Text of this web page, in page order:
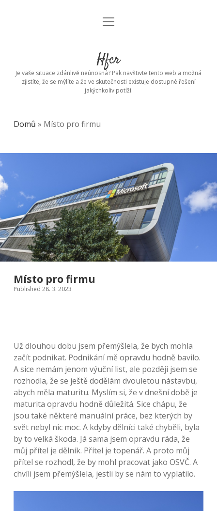
open
Hfcr
Je vaše situace zdánlivě neúnosná? Pak navštivte tento web a možná
zjistíte, že se mýlíte a že ve skutečnosti existuje dostupné řešení
jakýchkoliv potíží.
Domů » Místo pro firmu
Místo pro firmu
Published 28. 3. 2023
Už dlouhou dobu jsem přemýšlela, že bych mohla
začít podnikat. Podnikání mě opravdu hodně bavilo.
A sice nemám jenom výuční list, ale později jsem se
rozhodla, že se ještě dodělám dvouletou nástavbu,
abych měla maturitu. Myslím si, že v dnešní době je
maturita opravdu hodně důležitá. Sice chápu, že
jsou také některé manuální práce, bez kterých by
svět nebyl nic moc. A kdyby dělníci také chyběli, byla
by to velká škoda. Já sama jsem opravdu ráda, že
můj přítel je dělník. Přítel je topenář. A proto můj
přítel se rozhodl, že by mohl pracovat jako OSVČ. A
chvíli jsem přemýšlela, jestli by se nám to vyplatilo.